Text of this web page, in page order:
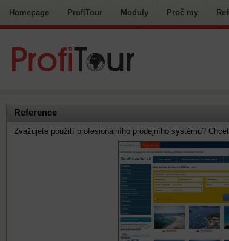
Homepage ProfiTour Moduly Proč my
Reference
Zvažujete použití profesionálního prodejního systému?